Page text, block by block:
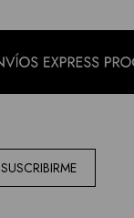
SUSCRIBIRME